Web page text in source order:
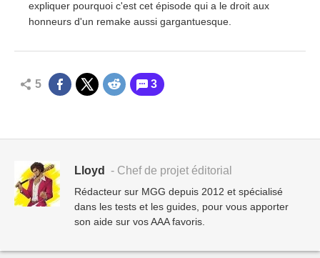
expliquer pourquoi c'est cet épisode qui a le droit aux
honneurs d'un remake aussi gargantuesque.
5 3
Lloyd - Chef de projet éditorial
Rédacteur sur MGG depuis 2012 et spécialisé
dans les tests et les guides, pour vous apporter
son aide sur vos AAA favoris.